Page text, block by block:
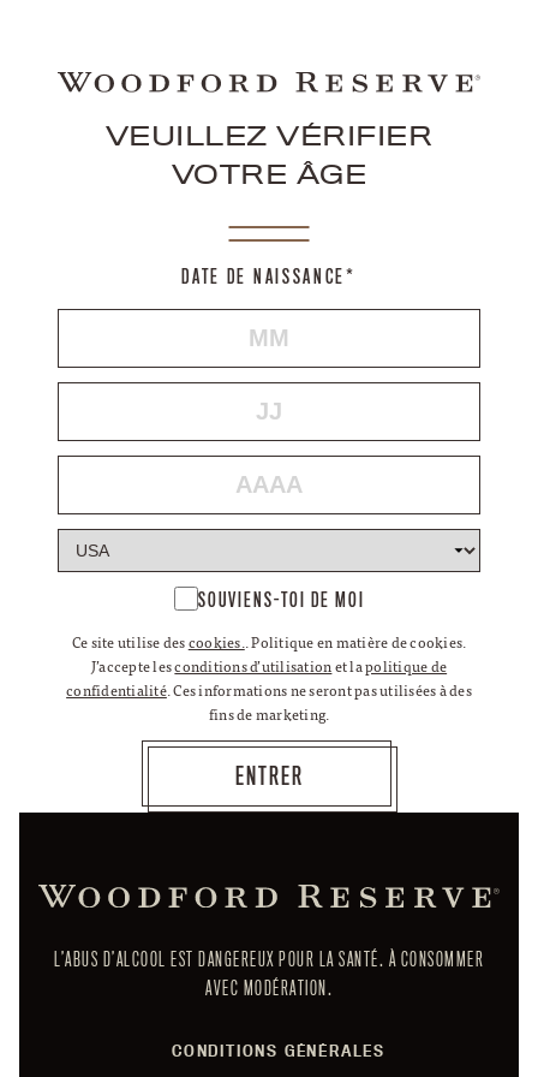
VEUILLEZ VÉRIFIER
VOTRE ÂGE
DATE DE NAISSANCE*
SOUVIENS-TOI DE MOI
Ce site utilise descookies.. Politique en matière de cookies.
J’accepte lesconditions d’utilisationet lapolitique de
confidentialité. Ces informations ne seront pas utilisées à des
fins de marketing.
L’ABUS D’ALCOOL EST DANGEREUX POUR LA SANTÉ. À CONSOMMER
AVEC MODÉRATION.
CONDITIONS GÉNÉRALES